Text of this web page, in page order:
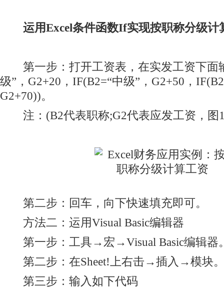
运用Excel条件函数If实现按职称分级计
第一步：打开工资表，在实发工资下面
级”，G2+20，IF(B2=“中级”，G2+50，
G2+70))。
注：(B2代表职称;G2代表应发工资，图
第二步：回车，向下快速填充即可。
方法二：运用Visual Basic编辑器
第一步：工具→宏→Visual Basic编辑器
第二步：在Sheet!上右击→插入→模块
第三步：输入如下代码